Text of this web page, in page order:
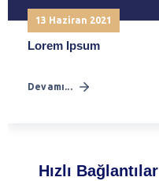
13 Haziran 2021
Lorem Ipsum
Devamı...
Hızlı Bağlantılar